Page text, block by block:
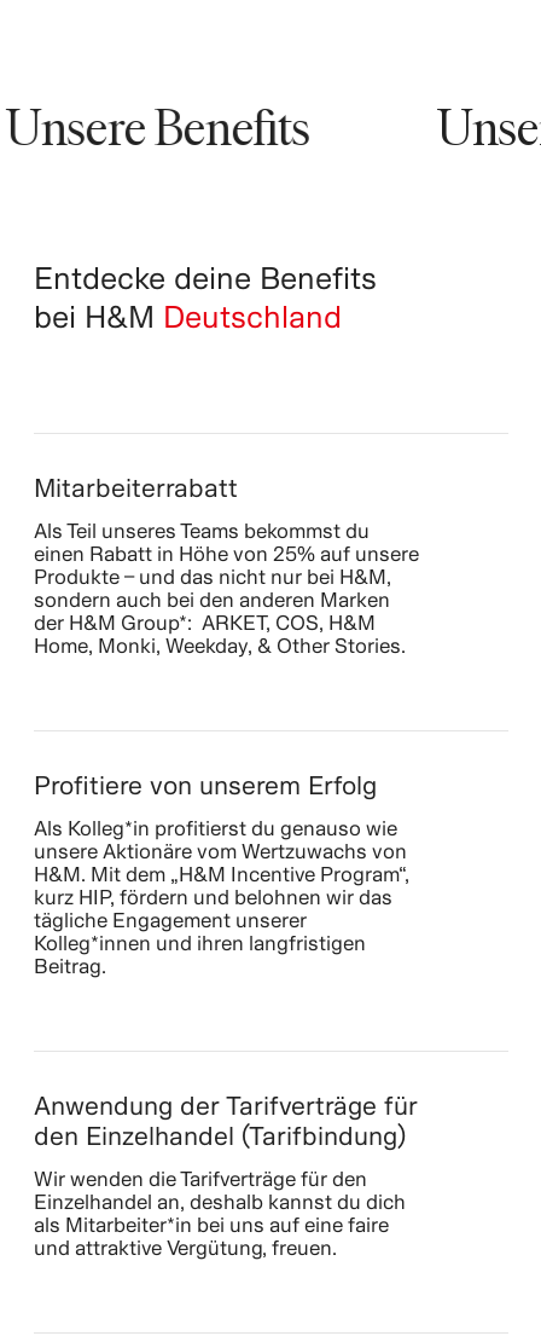
Benefits
Entdecke deine Benefits
bei H&M Deutschland
Mitarbeiterrabatt
Als Teil unseres Teams bekommst du
einen Rabatt in Höhe von 25% auf unsere
Produkte – und das nicht nur bei H&M,
sondern auch bei den anderen Marken
der H&M Group*: ARKET, COS, H&M
Home, Monki, Weekday, & Other Stories.
Profitiere von unserem Erfolg
Als Kolleg*in profitierst du genauso wie
unsere Aktionäre vom Wertzuwachs von
H&M. Mit dem „H&M Incentive Program“,
kurz HIP, fördern und belohnen wir das
tägliche Engagement unserer
Kolleg*innen und ihren langfristigen
Beitrag.
Anwendung der Tarifverträge für
den Einzelhandel (Tarifbindung)
Wir wenden die Tarifverträge für den
Einzelhandel an, deshalb kannst du dich
als Mitarbeiter*in bei uns auf eine faire
und attraktive Vergütung, freuen.